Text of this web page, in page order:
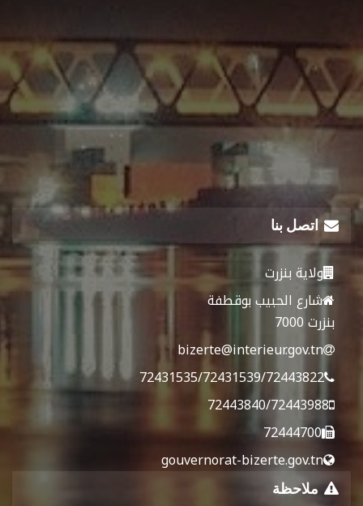
اتصل بنا
ولاية بنزرت
شارع الحبيب بوقطفة
بنزرت 7000
bizerte@interieur.gov.tn
72431535/72431539/72443822
72443840/72443988
72444700
gouvernorat-bizerte.gov.tn
ملاحظة